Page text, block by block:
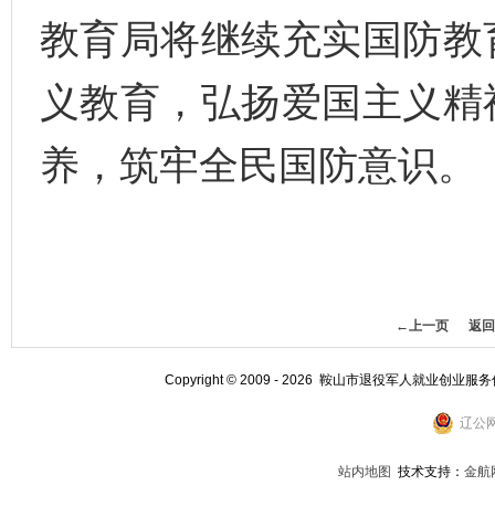
教育局将继续充实国防
义教育，弘扬爱国主义
养，筑牢全民国防意识。
←上一页 返
Copyright © 2009 - 2026 鞍山市退役军人就业创业服
辽公
站内地图 技术支持： 金航